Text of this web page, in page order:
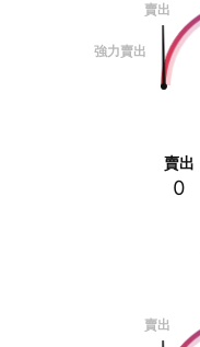
賣出
強力賣出
賣出
0
賣出